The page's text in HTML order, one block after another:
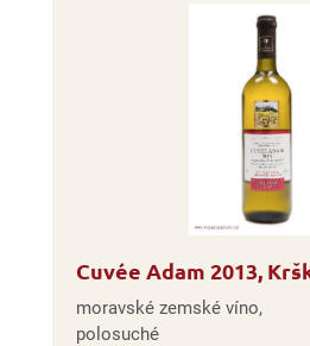
Cuvée Adam 2013,
moravské zemské víno,
polosuché